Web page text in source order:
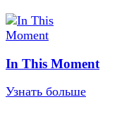
In This Moment
Узнать больше